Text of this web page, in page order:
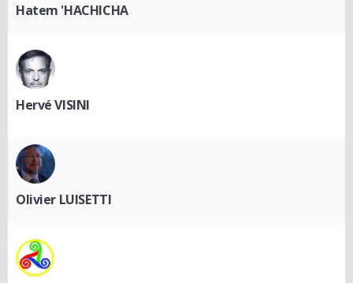
Hatem 'HACHICHA
Hervé VISINI
Olivier LUISETTI